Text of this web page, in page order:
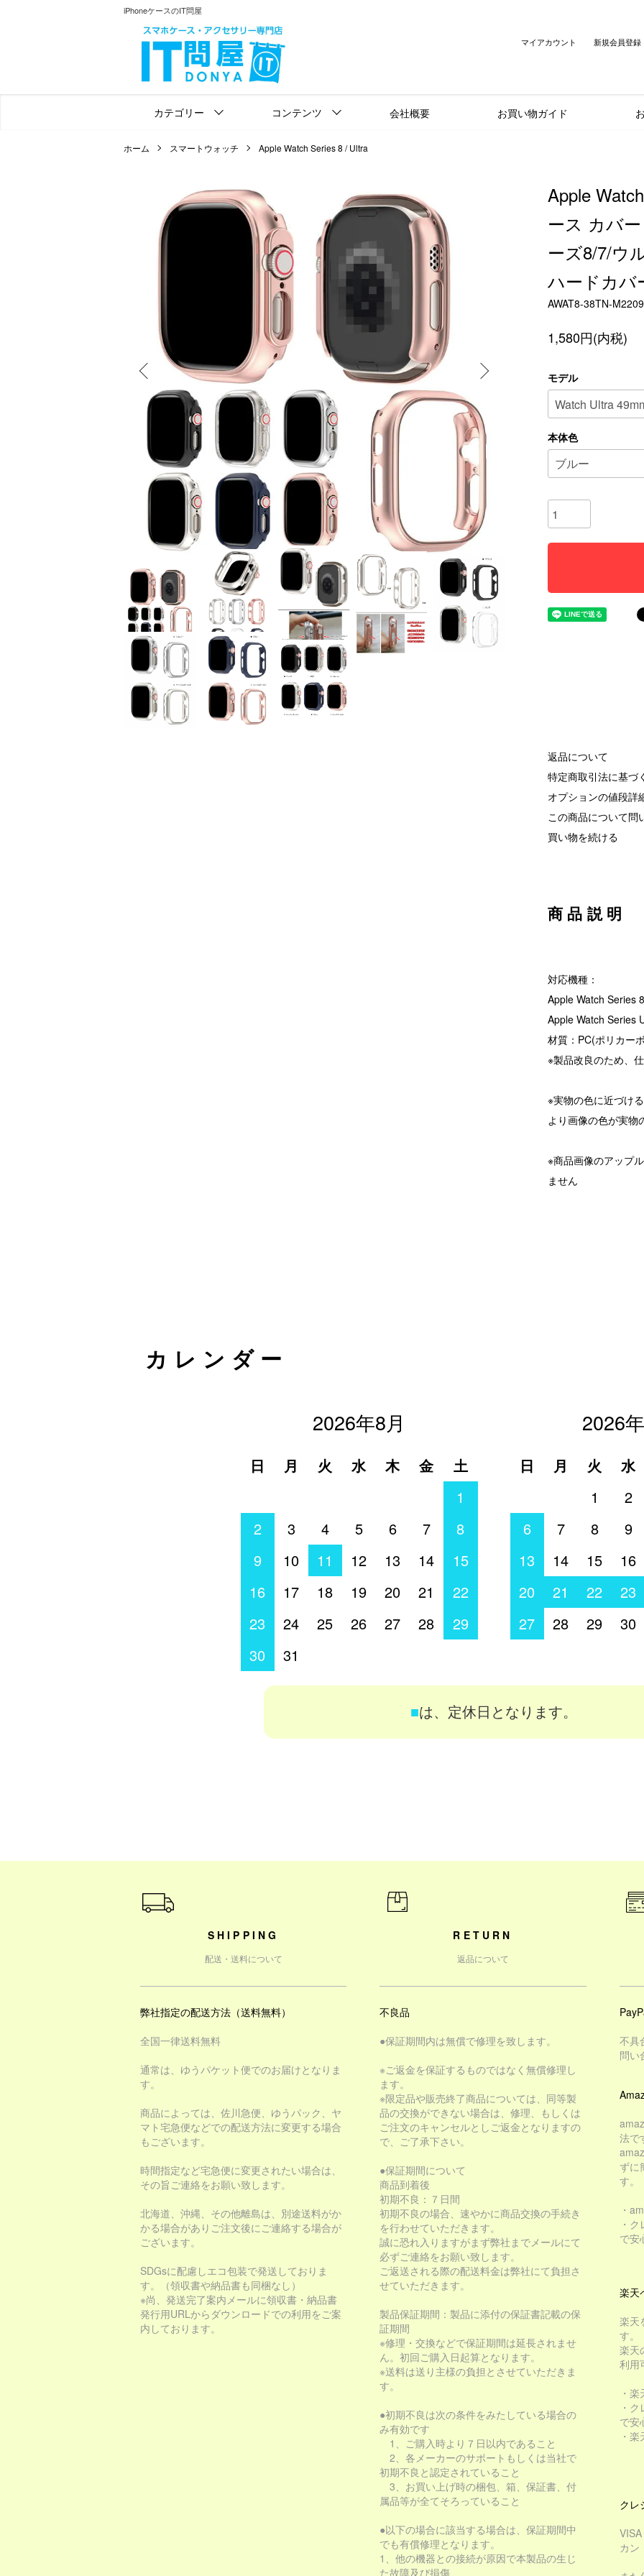
iPhoneケースのIT問屋
マイアカウント 新規会員登録
カテゴリー コンテンツ 会社概要 お買い物ガイド
ホーム スマートウォッチ Apple Watch Series 8 / Ultra
Apple
ース カバ
ーズ8/7/ウ
ハードカバ
AWAT8-38TN-
1,580円(内税)
モデル
本体色
返品について
特定商取引法に基づ
オプションの値段詳
この商品について問
買い物を続ける
商品説明
対応機種：
Apple Watch Series
Apple Watch Series
材質：PC(ポリカーボ
※製品改良のため、
※実物の色に近づけ
より画像の色が実物
※商品画像のアップ
ません
カレンダー
2026年8月
日 月 火 水 木 金
土
1
2
3 4 5 6 7
8
9
10 11 12 13 14
15
16
17 18 19 20 21
22
23
24 25 26 27 28
29
30
31
2026
日 月 火 水
1
2
6
7 8 9
13
14 15 16
20
21 22 23
27
28 29 30
■は、定休日となります。
ショッピングガイド
SHIPPING
配送・送料について
弊社指定の配送方法（送料無料）
全国一律送料無料
通常は、ゆうパケット便でのお届けとなりま
す。
商品によっては、佐川急便、ゆうパック、ヤ
マト宅急便などでの配送方法に変更する場合
もございます。
時間指定など宅急便に変更されたい場合は、
その旨ご連絡をお願い致します。
北海道、沖縄、その他離島は、別途送料がか
かる場合がありご注文後にご連絡する場合が
ございます。
SDGsに配慮しエコ包装で発送しておりま
す。（領収書や納品書も同梱なし）
※尚、発送完了案内メールに領収書・納品書
発行用URLからダウンロードでの利用をご案
内しております。
RETURN
返品について
不良品
●保証期間内は無償で修理を致します。
※ご返金を保証するものではなく無償修理し
ます。
※限定品や販売終了商品については、同等製
品の交換ができない場合は、修理、もしくは
ご注文のキャンセルとしご返金となりますの
で、ご了承下さい。
●保証期間について
商品到着後
初期不良：７日間
初期不良の場合、速やかに商品交換の手続き
を行わせていただきます。
誠に恐れ入りますがまず弊社までメールにて
必ずご連絡をお願い致します。
ご返送される際の配送料金は弊社にて負担さ
せていただきます。
製品保証期間：製品に添付の保証書記載の保
証期間
※修理・交換などで保証期間は延長されませ
ん。初回ご購入日起算となります。
※送料は送り主様の負担とさせていただきま
す。
●初期不良は次の条件をみたしている場合の
み有効です
1、ご購入時より７日以内であること
2、各メーカーのサポートもしくは当社で
初期不良と認定されていること
3、お買い上げ時の梱包、箱、保証書、付
属品等が全てそろっていること
●以下の場合に該当する場合は、保証期間中
でも有償修理となります。
1、他の機器との接続が原因で本製品の生じ
た故障及び損傷
不具
問い
法で
ずに
す。
・
・
で安
楽天
楽天
す。
楽天
利用
・
・
で安
・
クレ
カン